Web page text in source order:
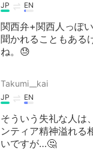
JP EN
関西弁+関西人っぽ
聞かれることもある
ね。😓
Takumi__kai
JP EN
そういう失礼な人は
ンティア精神溢れる
いですが…🤔